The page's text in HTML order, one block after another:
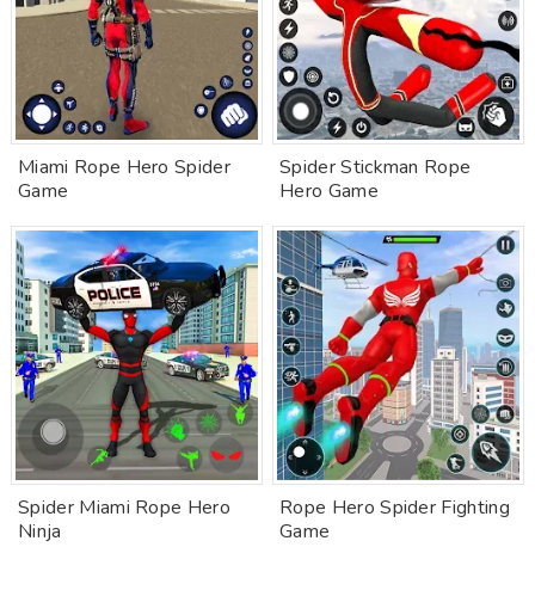
Miami Rope Hero Spider
Game
Spider Stickman Rope
Hero Game
Spider Miami Rope Hero
Ninja
Rope Hero Spider Fighting
Game